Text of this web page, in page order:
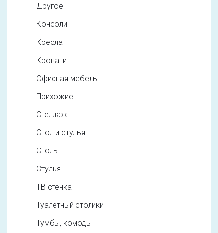
Другое
Консоли
Кресла
Кровати
Офисная мебель
Прихожие
Стеллаж
Стол и стулья
Столы
Стулья
ТВ стенка
Туалетный столики
Тумбы, комоды